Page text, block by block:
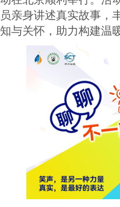
员亲身讲述真实故事，
知与关怀，助力构建温